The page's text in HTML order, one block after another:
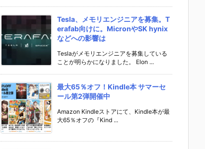
Tesla、メモリエンジニアを募集。T
erafab向けに。MicronやSK hynix
などへの影響は
Teslaがメモリエンジニアを募集している
ことが明らかになりました。 Elon ...
最大65％オフ！Kindle本 サマーセ
ール第2弾開催中
Amazon Kindleストアにて、Kindle本が最
大65％オフの『Kind ...